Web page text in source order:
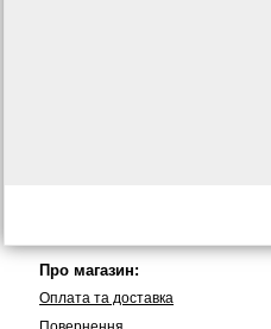
Про магазин:
Оплата та доставка